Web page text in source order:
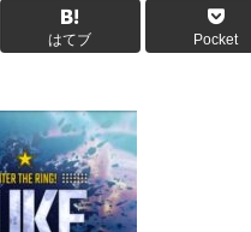
はてブ Pocket